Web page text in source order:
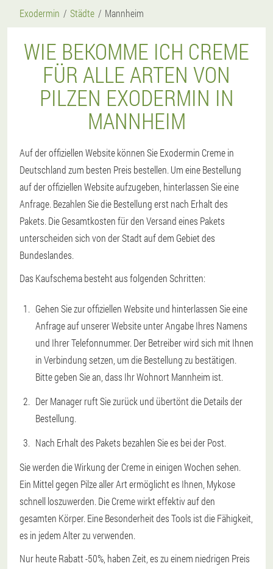
Exodermin Städte Mannheim
WIE BEKOMME ICH CREME
FÜR ALLE ARTEN VON
PILZEN EXODERMIN IN
MANNHEIM
Auf der offiziellen Website können Sie Exodermin Creme in
Deutschland zum besten Preis bestellen. Um eine Bestellung
auf der offiziellen Website aufzugeben, hinterlassen Sie eine
Anfrage. Bezahlen Sie die Bestellung erst nach Erhalt des
Pakets. Die Gesamtkosten für den Versand eines Pakets
unterscheiden sich von der Stadt auf dem Gebiet des
Bundeslandes.
Das Kaufschema besteht aus folgenden Schritten:
Gehen Sie zur offiziellen Website und hinterlassen Sie eine
Anfrage auf unserer Website unter Angabe Ihres Namens
und Ihrer Telefonnummer. Der Betreiber wird sich mit Ihnen
in Verbindung setzen, um die Bestellung zu bestätigen.
Bitte geben Sie an, dass Ihr Wohnort Mannheim ist.
Der Manager ruft Sie zurück und übertönt die Details der
Bestellung.
Nach Erhalt des Pakets bezahlen Sie es bei der Post.
Sie werden die Wirkung der Creme in einigen Wochen sehen.
Ein Mittel gegen Pilze aller Art ermöglicht es Ihnen, Mykose
schnell loszuwerden. Die Creme wirkt effektiv auf den
gesamten Körper. Eine Besonderheit des Tools ist die Fähigkeit,
es in jedem Alter zu verwenden.
Nur heute Rabatt -50%, haben Zeit, es zu einem niedrigen Preis